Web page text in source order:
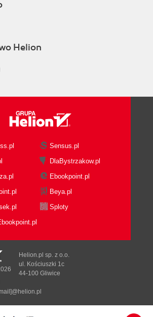
Helion
Sensus.pl
DlaBystrzakow.pl
Ebookpoint.pl
Beya.pl
Sploty
Helion.pl sp. z o.o.
ul. Kościuszki 1c
44-100 Gliwice